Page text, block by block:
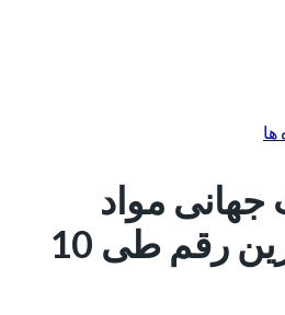
مواد
غذایی به بالاترین رقم طی 10